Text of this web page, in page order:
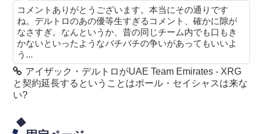
コメントありがとうございます。本当にその通りです
ね。デルトロのあの優等生すぎるコメント、確かに隙が
なさすぎ。なんというか、昔の同じチーム内でも口もき
かないといったようなバチバチの争いがあってもいいよ
う...
アイザック・デルトロがUAE Team Emirates - XRG
と契約延長するということはポール・セイシャスは来な
い?